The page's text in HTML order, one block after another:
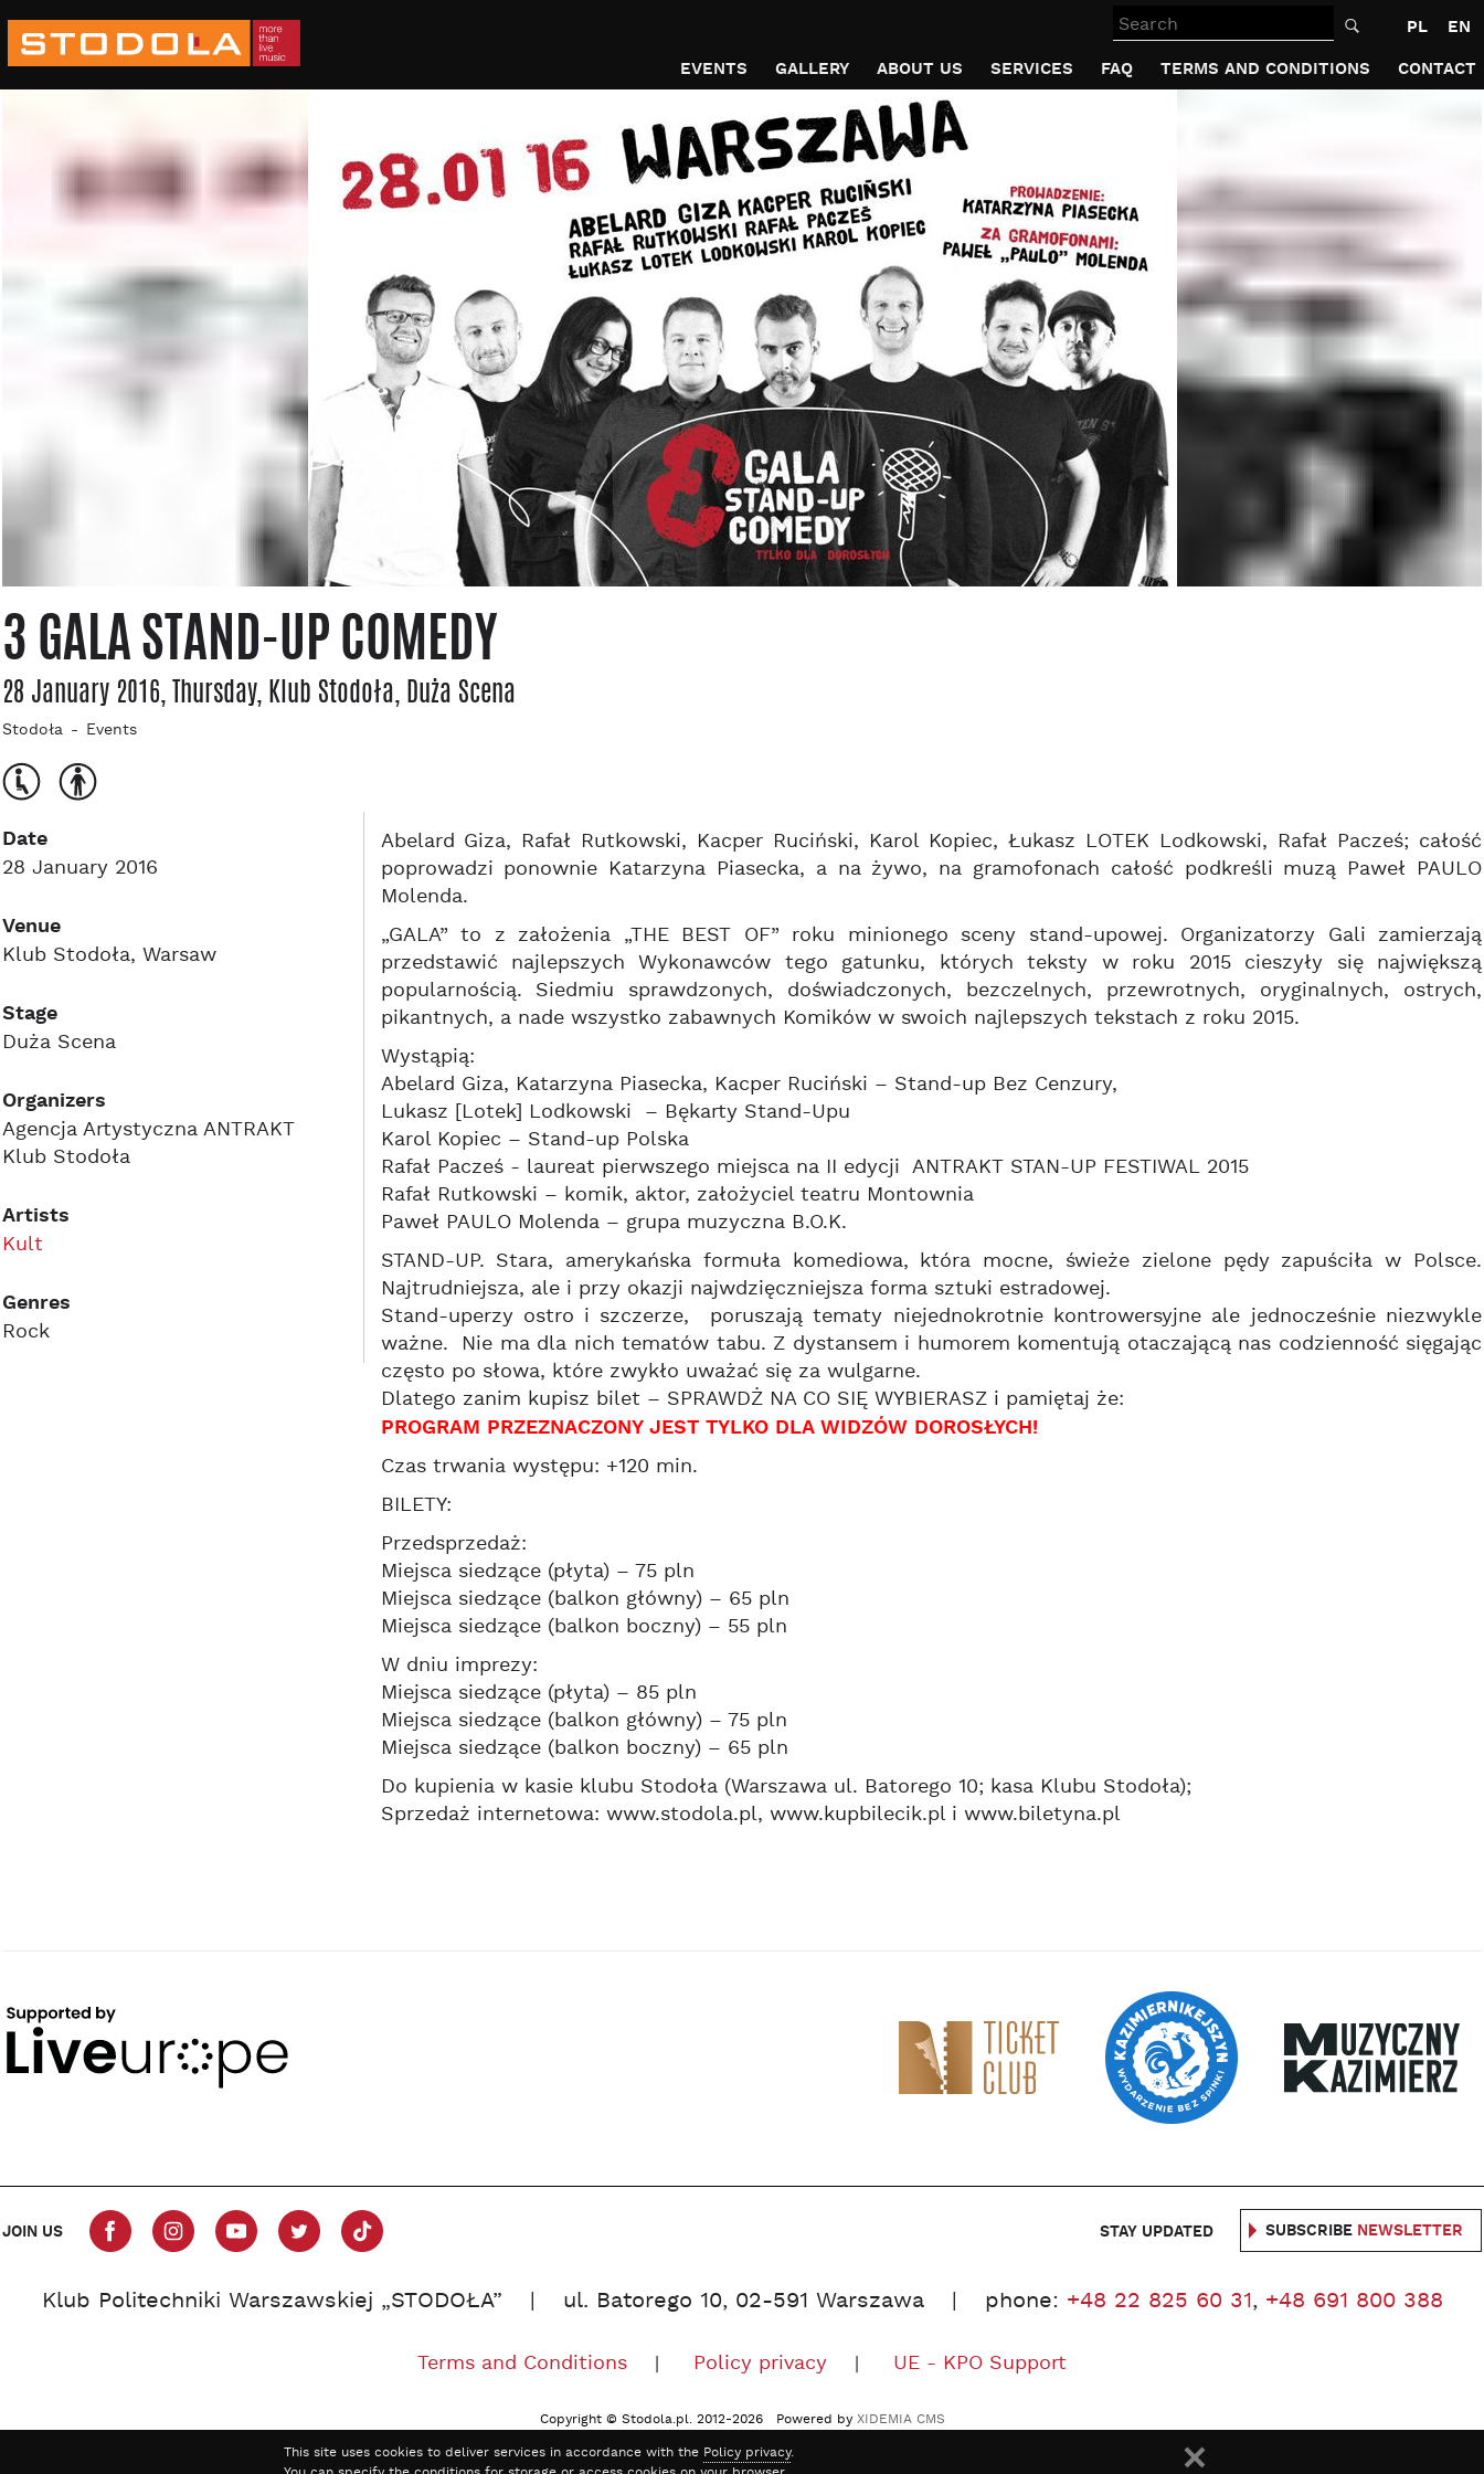
Search PL
EN
EVENTS
GALLERY ABOUT US SERVICES FAQ TERMS AND CONDITIONS CONTACT
3 GALA STAND-UP COMEDY
28 January 2016, Thursday, Klub Stodoła, Duża Scena
Stodoła Events
Date
28 January 2016
Venue
Klub Stodoła, Warsaw
Stage
Duża Scena
Organizers
Agencja Artystyczna ANTRAKT
Klub Stodoła
Artists
Kult
Genres
Rock
Abelard Giza, Rafał Rutkowski, Kacper Ruciński, Karol Kopiec, Łukasz LOTEK Lodkowski, Rafał Pacześ; całość
poprowadzi ponownie Katarzyna Piasecka, a na żywo, na gramofonach całość podkreśli muzą Paweł PAULO
Molenda.
„GALA” to z założenia „THE BEST OF” roku minionego sceny stand-upowej. Organizatorzy Gali zamierzają
przedstawić najlepszych Wykonawców tego gatunku, których teksty w roku 2015 cieszyły się największą
popularnością. Siedmiu sprawdzonych, doświadczonych, bezczelnych, przewrotnych, oryginalnych, ostrych,
pikantnych, a nade wszystko zabawnych Komików w swoich najlepszych tekstach z roku 2015.
Wystąpią:
Abelard Giza, Katarzyna Piasecka, Kacper Ruciński – Stand-up Bez Cenzury,
Lukasz [Lotek] Lodkowski – Bękarty Stand-Upu
Karol Kopiec – Stand-up Polska
Rafał Pacześ - laureat pierwszego miejsca na II edycji ANTRAKT STAN-UP FESTIWAL 2015
Rafał Rutkowski – komik, aktor, założyciel teatru Montownia
Paweł PAULO Molenda – grupa muzyczna B.O.K.
STAND-UP. Stara, amerykańska formuła komediowa, która mocne, świeże zielone pędy zapuściła w Polsce.
Najtrudniejsza, ale i przy okazji najwdzięczniejsza forma sztuki estradowej.
Stand-uperzy ostro i szczerze, poruszają tematy niejednokrotnie kontrowersyjne ale jednocześnie niezwykle
ważne. Nie ma dla nich tematów tabu. Z dystansem i humorem komentują otaczającą nas codzienność sięgając
często po słowa, które zwykło uważać się za wulgarne.
Dlatego zanim kupisz bilet – SPRAWDŻ NA CO SIĘ WYBIERASZ i pamiętaj że:
PROGRAM PRZEZNACZONY JEST TYLKO DLA WIDZÓW DOROSŁYCH!
Czas trwania występu: +120 min.
BILETY:
Przedsprzedaż:
Miejsca siedzące (płyta) – 75 pln
Miejsca siedzące (balkon główny) – 65 pln
Miejsca siedzące (balkon boczny) – 55 pln
W dniu imprezy:
Miejsca siedzące (płyta) – 85 pln
Miejsca siedzące (balkon główny) – 75 pln
Miejsca siedzące (balkon boczny) – 65 pln
Do kupienia w kasie klubu Stodoła (Warszawa ul. Batorego 10; kasa Klubu Stodoła);
Sprzedaż internetowa: www.stodola.pl, www.kupbilecik.pl i www.biletyna.pl
JOIN US STAY UPDATED SUBSCRIBE NEWSLETTER
Klub Politechniki Warszawskiej „STODOŁA” ul. Batorego 10, 02-591 Warszawa phone: +48 22 825 60 31, +48 691 800 388
Terms and Conditions Policy privacy UE - KPO Support
Copyright © Stodola.pl. 2012-2026 Powered by XIDEMIA CMS
This site uses cookies to deliver services in accordance with the Policy privacy.